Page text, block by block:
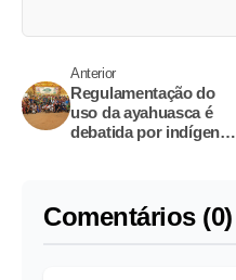
Anterior
Regulamentação do
uso da ayahuasca é
debatida por indígenas
Comentários (0)